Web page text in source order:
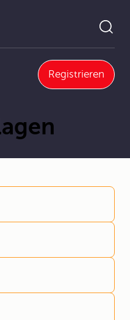
Registrieren
5.1.1 Grundlagen